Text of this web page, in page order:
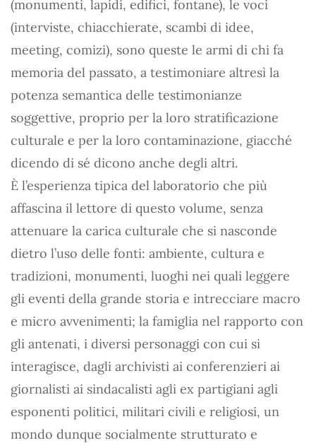
(monumenti, lapidi, edifici, fontane), le voci
(interviste, chiacchierate, scambi di idee,
meeting, comizi), sono queste le armi di chi fa
memoria del passato, a testimoniare altresì la
potenza semantica delle testimonianze
soggettive, proprio per la loro stratificazione
culturale e per la loro contaminazione, giacché
dicendo di sé dicono anche degli altri.
È l’esperienza tipica del laboratorio che più
affascina il lettore di questo volume, senza
attenuare la carica culturale che si nasconde
dietro l’uso delle fonti: ambiente, cultura e
tradizioni, monumenti, luoghi nei quali leggere
gli eventi della grande storia e intrecciare macro
e micro avvenimenti; la famiglia nel rapporto con
gli antenati, i diversi personaggi con cui si
interagisce, dagli archivisti ai conferenzieri ai
giornalisti ai sindacalisti agli ex partigiani agli
esponenti politici, militari civili e religiosi, un
mondo dunque socialmente strutturato e